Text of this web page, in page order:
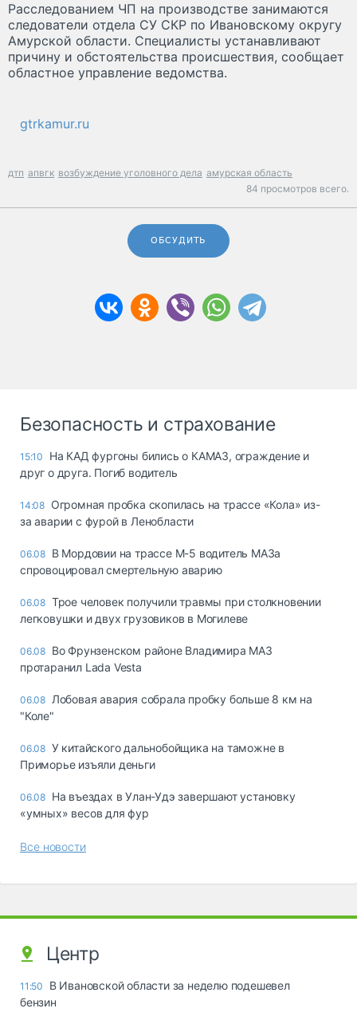
Расследованием ЧП на производстве занимаются
следователи отдела СУ СКР по Ивановскому округу
Амурской области. Специалисты устанавливают
причину и обстоятельства происшествия, сообщает
областное управление ведомства.
gtrkamur.ru
дтп апвгк возбуждение уголовного дела амурская область
84 просмотров всего.
ОБСУДИТЬ
Безопасность и страхование
15:10
На КАД фургоны бились о КАМАЗ, ограждение и
друг о друга. Погиб водитель
14:08 Огромная пробка скопилась на трассе «Кола» из-
за аварии с фурой в Ленобласти
06.08 В Мордовии на трассе М-5 водитель МАЗа
спровоцировал смертельную аварию
06.08 Трое человек получили травмы при столкновении
легковушки и двух грузовиков в Могилеве
06.08 Во Фрунзенском районе Владимира МАЗ
протаранил Lada Vesta
06.08 Лобовая авария собрала пробку больше 8 км на
"Коле"
06.08 У китайского дальнобойщика на таможне в
Приморье изъяли деньги
06.08 Ha въeздax в Улaн-Удэ зaвepшaют ycтaнoвкy
«yмныx» вecoв для фyp
Все новости
Центр
11:50
В Ивановской области за неделю подешевел
бензин